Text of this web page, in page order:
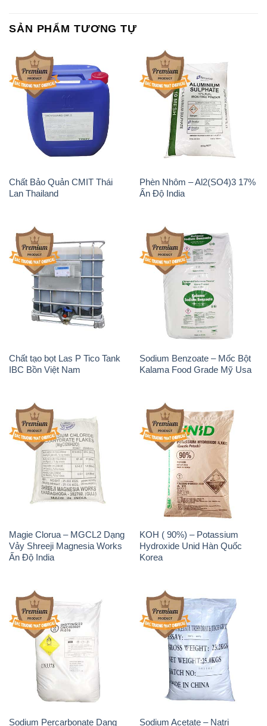
Chất Bảo Quản CMIT Thái
Lan Thailand
Phèn Nhôm – Al2(SO4)3 17%
Ấn Độ India
Chất tạo bọt Las P Tico Tank
IBC Bồn Việt Nam
Sodium Benzoate – Mốc Bột
Kalama Food Grade Mỹ Usa
Magie Clorua – MGCL2 Dạng
Vảy Shreeji Magnesia Works
Ấn Độ India
KOH ( 90%) – Potassium
Hydroxide Unid Hàn Quốc
Sodium Percarbonate Dạng
Bột Trung Quốc China
Sodium Acetate – Natri
Acetate Trung Quốc China